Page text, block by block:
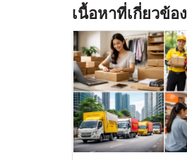
เนื้อหาที่เกี่ยวข้อง